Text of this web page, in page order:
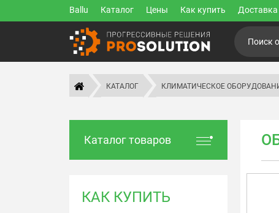
Ballu Каталог Цены Как купить Доставка
КАТАЛОГ КЛИМАТИЧЕСКОЕ
Каталог товаров
КАК КУПИТЬ